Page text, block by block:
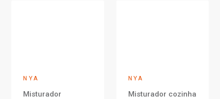
NYA
Misturador
NYA
Misturador cozinha